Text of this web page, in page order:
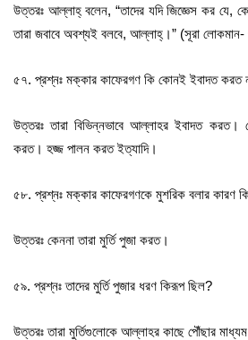
উত্তরঃ আল্লাহ্‌ বলেন, “তাদের যদি জিজ্ঞেস কর যে,
তারা জবাবে অবশ্যই বলবে, আল্লাহ্‌।” (সূরা
৫৭. প্রশ্নঃ মক্কার কাফেরগণ কি কোনই ইবাদত করত
উত্তরঃ তারা বিভিন্নভাবে আল্লাহর ইবাদত করত।
করত। হজ্জ পালন করত ইত্যাদি।
৫৮. প্রশ্নঃ মক্কার কাফেরগণকে মুশরিক বলার কারণ
উত্তরঃ কেননা তারা মুর্তি পুজা করত।
৫৯. প্রশ্নঃ তাদের মুর্তি পুজার ধরণ কিরূপ ছিল?
উত্তরঃ তারা মুর্তিগুলোকে আল্লাহর কাছে পৌঁছার